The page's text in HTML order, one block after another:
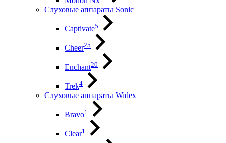
Слуховые аппараты Sonic
Captivate5
Cheer25
Enchant20
Trek4
Слуховые аппараты Widex
Bravo1
Clear1